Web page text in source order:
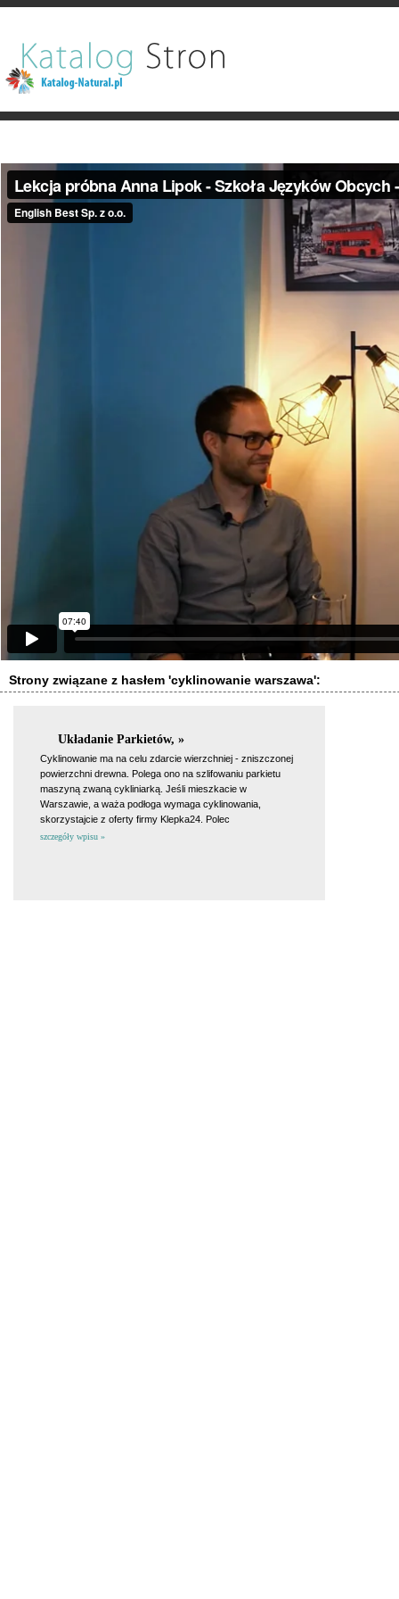
Strony związane z hasłem 'cyklinowanie warszawa':
Układanie Parkietów, »
Cyklinowanie ma na celu zdarcie wierzchniej - zniszczonej
powierzchni drewna. Polega ono na szlifowaniu parkietu
maszyną zwaną cykliniarką. Jeśli mieszkacie w
Warszawie, a waża podłoga wymaga cyklinowania,
skorzystajcie z oferty firmy Klepka24. Polec
szczegóły wpisu »